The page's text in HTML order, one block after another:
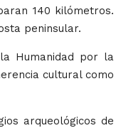
140 kilómetros.
peninsular.
Humanidad por la
cultural como
arqueológicos de